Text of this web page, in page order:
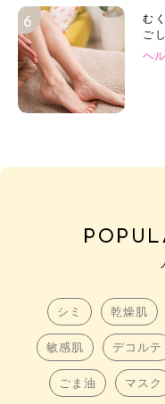
む
ご
ヘ
シミ 乾燥肌
敏感肌 デコルテ
ごま油 マスク